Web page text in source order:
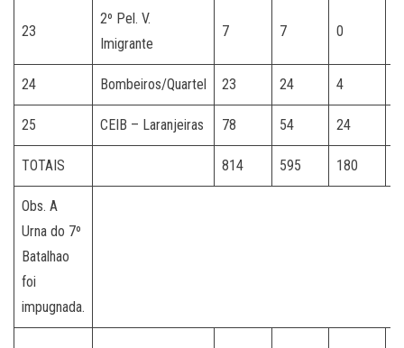
23
2º Pel. V.
Imigrante
7 7 0
24 Bombeiros/Quartel 23 24 4
25 CEIB – Laranjeiras 78 54 24
TOTAIS 814 595 180
Obs. A
Urna do 7º
Batalhao
foi
impugnada.